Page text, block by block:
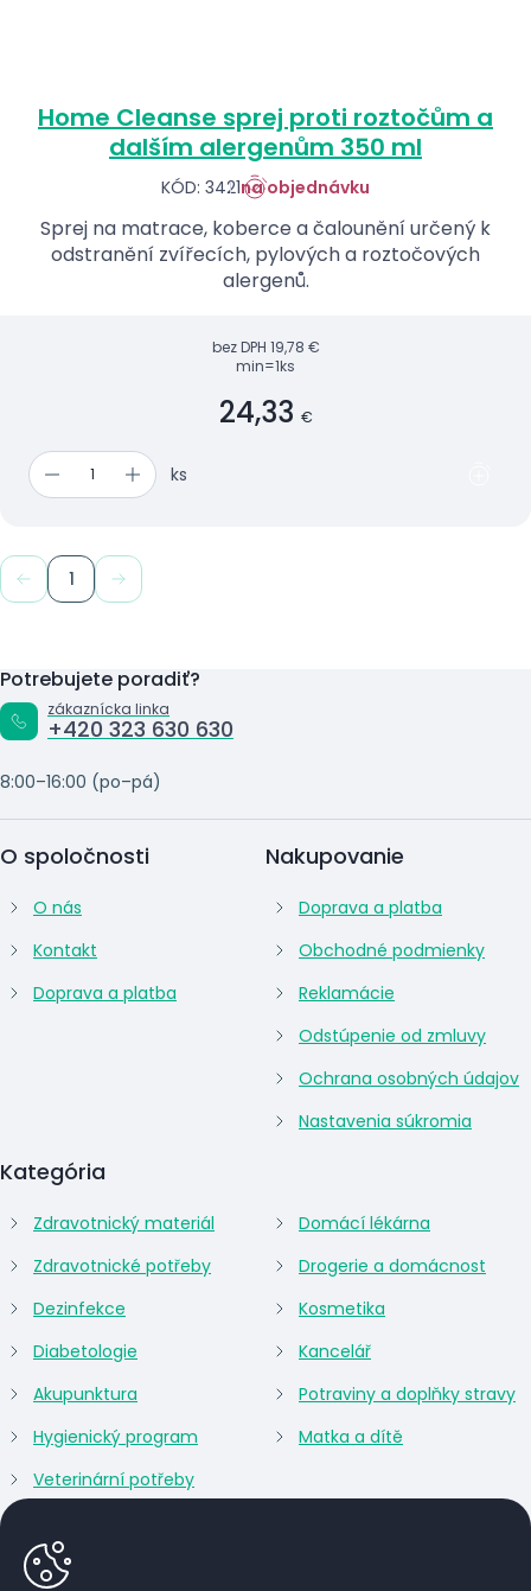
Home Cleanse sprej proti roztočům a
dalším alergenům 350 ml
KÓD: 3421na objednávku
Sprej na matrace, koberce a čalounění určený k
odstranění zvířecích, pylových a roztočových
alergenů.
bez DPH 19,78 €
min=1ks
24,33 €
ks
1
Potrebujete poradiť?
zákaznícka linka
+420 323 630 630
8:00–16:00 (po–pá)
O spoločnosti
O nás
Kontakt
Doprava a platba
Kategória
Zdravotnický materiál
Zdravotnické potřeby
Dezinfekce
Diabetologie
Akupunktura
Hygienický program
Veterinární potřeby
Domácí lékárna
Drogerie a domácnost
Kosmetika
Kancelář
Potraviny a doplňky stravy
Matka a dítě
Nakupovanie
Doprava a platba
Obchodné podmienky
Reklamácie
Odstúpenie od zmluvy
Ochrana osobných údajov
Nastavenia súkromia